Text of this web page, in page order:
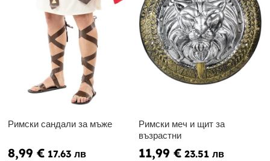
Римски сандали за мъже
8,99 € 17.63 лв
Римски меч и щит за
възрастни
11,99 € 23.51 лв